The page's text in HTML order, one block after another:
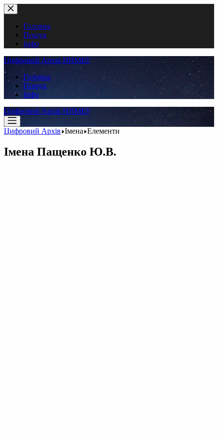
Перейти
до
вмістуГоловна
Пошук
Інфо
Цифровий Архів ННМБУ
Головна
Пошук
Інфо
Цифровий Архів ННМБУ
Цифровий Архів Імена Елементи
Імена Пащенко Ю.B.